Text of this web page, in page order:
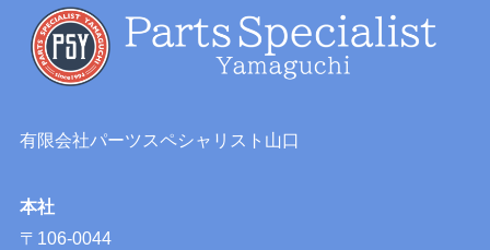
有限会社パーツスペシャリスト山口
本社
〒106-0044